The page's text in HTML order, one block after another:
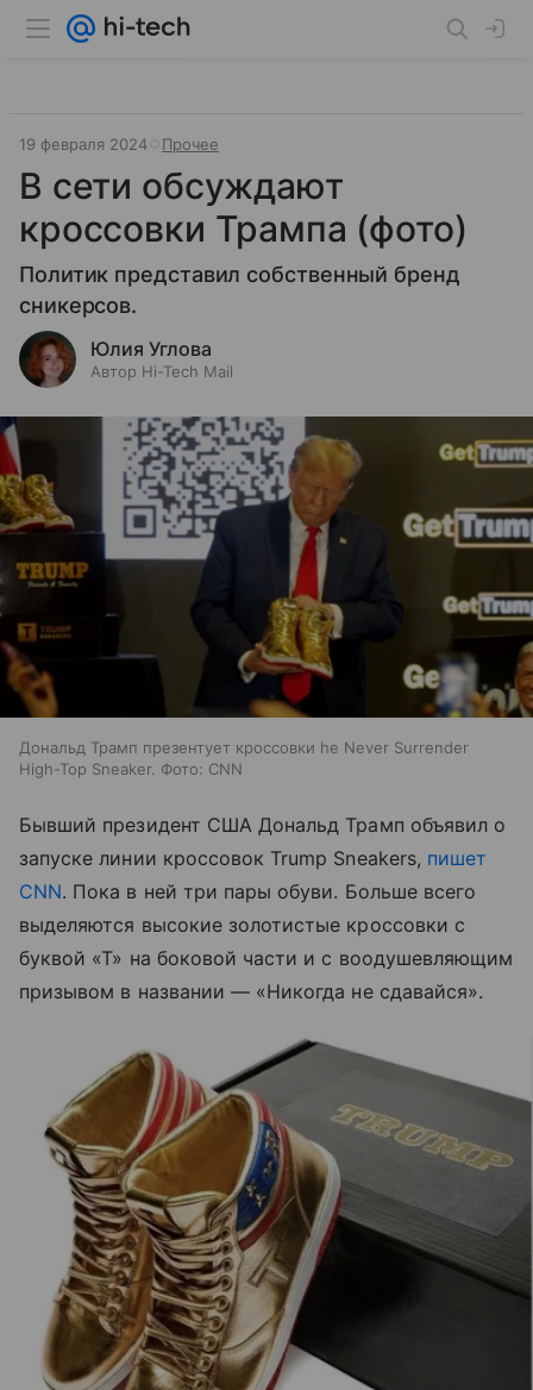
19 февраля 2024 Прочее
В сети обсуждают
кроссовки Трампа (фото)
Политик представил собственный бренд
сникерсов.
Юлия Углова
Автор Hi-Tech Mail
Дональд Трамп презентует кроссовки he Never Surrender
High-Top Sneaker. Фото: CNN
Бывший президент США Дональд Трамп объявил о
запуске линии кроссовок Trump Sneakers, пишет
CNN. Пока в ней три пары обуви. Больше всего
выделяются высокие золотистые кроссовки с
буквой «Т» на боковой части и с воодушевляющим
призывом в названии — «Никогда не сдавайся».